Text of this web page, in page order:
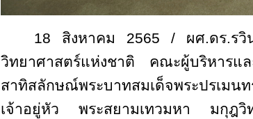
18 สิงหาคม 2565 / ผศ.ดร.รวิ
วิทยาศาสตร์แห่งชาติ คณะผู้บริหารแล
สาทิสลักษณ์พระบาทสมเด็จพระปรเมน
เจ้าอยู่หัว พระสยามเทวมหา มกุฎ